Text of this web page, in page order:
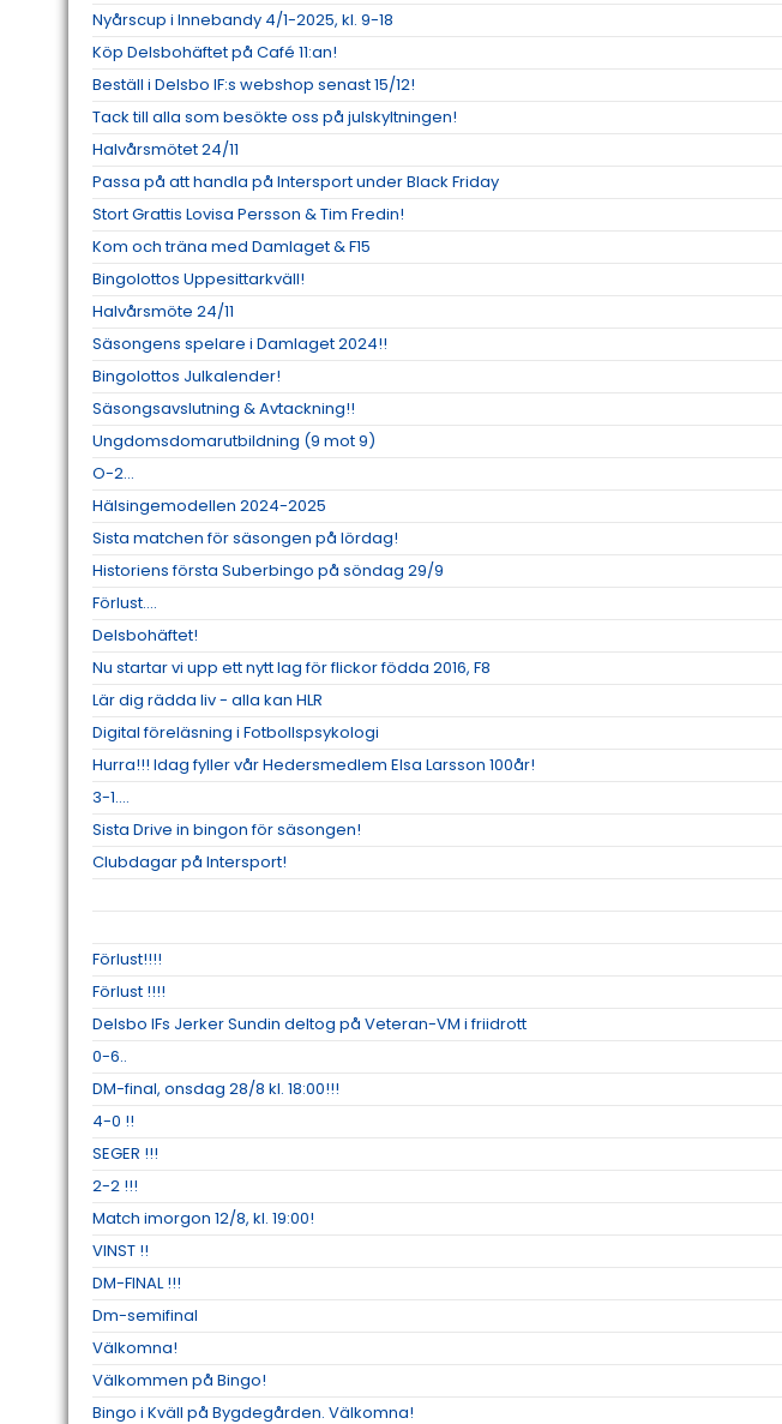
Nyårscup i Innebandy 4/1-2025, kl. 9-18
Köp Delsbohäftet på Café 11:an!
Beställ i Delsbo IF:s webshop senast 15/12!
Tack till alla som besökte oss på julskyltningen!
Halvårsmötet 24/11
Passa på att handla på Intersport under Black Friday
Stort Grattis Lovisa Persson & Tim Fredin!
Kom och träna med Damlaget & F15
Bingolottos Uppesittarkväll!
Halvårsmöte 24/11
Säsongens spelare i Damlaget 2024!!
Bingolottos Julkalender!
Säsongsavslutning & Avtackning!!
Ungdomsdomarutbildning (9 mot 9)
O-2...
Hälsingemodellen 2024-2025
Sista matchen för säsongen på lördag!
Historiens första Suberbingo på söndag 29/9
Förlust....
Delsbohäftet!
Nu startar vi upp ett nytt lag för flickor födda 2016, F8
Lär dig rädda liv - alla kan HLR
Digital föreläsning i Fotbollspsykologi
Hurra!!! Idag fyller vår Hedersmedlem Elsa Larsson 100år!
3-1....
Sista Drive in bingon för säsongen!
Clubdagar på Intersport!
Förlust!!!!
Förlust !!!!
Delsbo IFs Jerker Sundin deltog på Veteran-VM i friidrott
0-6..
DM-final, onsdag 28/8 kl. 18:00!!!
4-0 !!
SEGER !!!
2-2 !!!
Match imorgon 12/8, kl. 19:00!
VINST !!
DM-FINAL !!!
Dm-semifinal
Välkomna!
Välkommen på Bingo!
Bingo i Kväll på Bygdegården. Välkomna!